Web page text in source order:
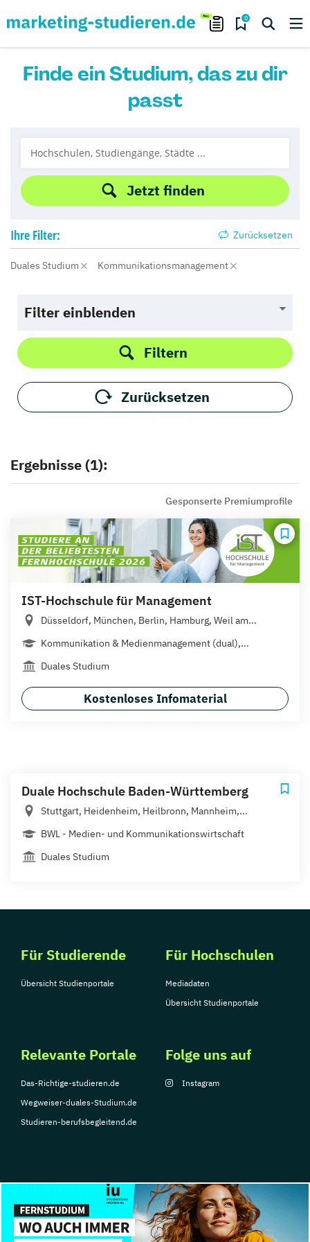
0
Finde ein Studium, das zu dir
passt
Jetzt finden
Ihre Filter: Zurücksetzen
Duales Studium Kommunikationsmanagement
Filter einblenden
Filtern
Zurücksetzen
Ergebnisse (1):
Gesponserte Premiumprofile
IST-Hochschule für Management
Düsseldorf, München, Berlin, Hamburg, Weil am...
Kommunikation & Medienmanagement (dual),...
Duales Studium
Kostenloses Infomaterial
Duale Hochschule Baden-Württemberg
Stuttgart, Heidenheim, Heilbronn, Mannheim,...
BWL - Medien- und Kommunikationswirtschaft
Duales Studium
Für Studierende
Übersicht Studienportale
Für Hochschulen
Mediadaten
Übersicht Studienportale
Relevante Portale
Das-Richtige-studieren.de
Wegweiser-duales-Studium.de
Studieren-berufsbegleitend.de
Folge uns auf
Instagram
© Copyright 2026, TarGroup Media GmbH
Impressum
Datenschutzerklärung Nutzungsbedingungen